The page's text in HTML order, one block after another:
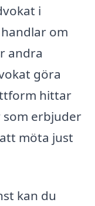
i
om
andra
göra
hittar
erbjuder
möta just
kan du